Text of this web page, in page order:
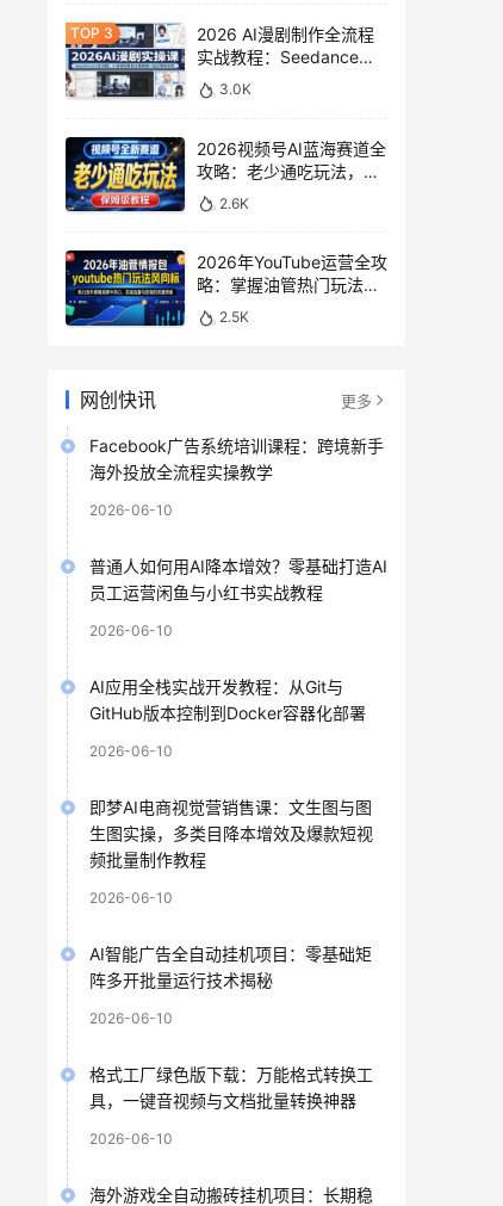
2026 AI漫剧制作全流程
实战教程：Seedance
2.0即梦视频生成与小说
授权教学
3.0K
2026视频号AI蓝海赛道全
攻略：老少通吃玩法，零
基础保姆级副业增收教程
2.6K
2026年YouTube运营全攻
略：掌握油管热门玩法风
向标，实现流量变现双重
突破
2.5K
网创快讯 更多
Facebook广告系统培训课程：跨境新手
海外投放全流程实操教学
2026-06-10
普通人如何用AI降本增效？零基础打造AI
员工运营闲鱼与小红书实战教程
2026-06-10
AI应用全栈实战开发教程：从Git与
GitHub版本控制到Docker容器化部署
2026-06-10
即梦AI电商视觉营销售课：文生图与图
生图实操，多类目降本增效及爆款短视
频批量制作教程
2026-06-10
AI智能广告全自动挂机项目：零基础矩
阵多开批量运行技术揭秘
2026-06-10
格式工厂绿色版下载：万能格式转换工
具，一键音视频与文档批量转换神器
2026-06-10
海外游戏全自动搬砖挂机项目：长期稳